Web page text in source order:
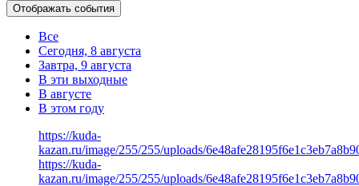
Отображать события
Все
Сегодня, 8 августа
Завтра, 9 августа
В эти выходные
В августе
В этом году
https://kuda-
kazan.ru/image/255/255/uploads/
https://kuda-
kazan.ru/image/255/255/uploads/